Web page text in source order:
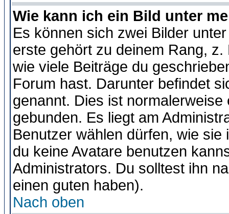
Wie kann ich ein Bild unter
Es können sich zwei Bilder
erste gehört zu deinem Rang,
wie viele Beiträge du
Forum hast. Darunter befindet
genannt. Dies ist
gebunden. Es liegt am
Benutzer wählen dürfen, wie
du keine Avatare benutzen
Administrators. Du solltest ihn
einen guten haben).
Nach oben